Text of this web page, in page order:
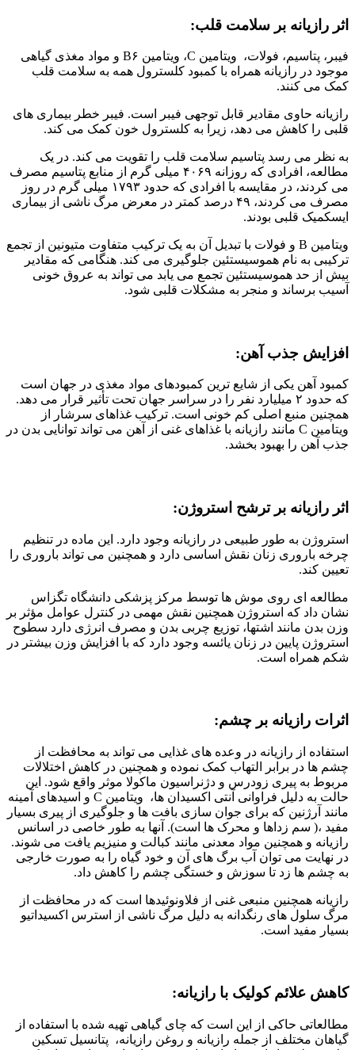
اثر رازیانه بر سلامت قلب:
فیبر، پتاسیم، فولات، ویتامین C، ویتامین B۶ و مواد مغذی گیاهی
موجود در رازیانه همراه با کمبود کلسترول همه به سلامت قلب
کمک می کنند.
رازیانه حاوی مقادیر قابل توجهی فیبر است. فیبر خطر بیماری های
قلبی را کاهش می دهد، زیرا به کلسترول خون کمک می کند.
به نظر می رسد پتاسیم سلامت قلب را تقویت می کند. در یک
مطالعه، افرادی که روزانه ۴۰۶۹ میلی گرم از منابع پتاسیم مصرف
می کردند، در مقایسه با افرادی که حدود ۱۷۹۳ میلی گرم در روز
مصرف می کردند، ۴۹ درصد کمتر در معرض مرگ ناشی از بیماری
ایسکمیک قلبی بودند.
ویتامین B و فولات با تبدیل آن به یک ترکیب متفاوت متیونین از تجمع
ترکیبی به نام هموسیستئین جلوگیری می کند. هنگامی که مقادیر
بیش از حد هموسیستئین تجمع می یابد می تواند به عروق خونی
آسیب برساند و منجر به مشکلات قلبی شود.
افزایش جذب آهن:
کمبود آهن یکی از شایع ترین کمبودهای مواد مغذی در جهان است
که حدود ۲ میلیارد نفر را در سراسر جهان تحت تأثیر قرار می دهد.
همچنین منبع اصلی کم خونی است. ترکیب غذاهای سرشار از
ویتامین C مانند رازیانه با غذاهای غنی از آهن می تواند توانایی بدن در
جذب آهن را بهبود بخشد.
اثر رازیانه بر ترشح استروژن:
استروژن به طور طبیعی در رازیانه وجود دارد. این ماده در تنظیم
چرخه باروری زنان نقش اساسی دارد و همچنین می تواند باروری را
تعیین کند.
مطالعه ای روی موش ها توسط مرکز پزشکی دانشگاه تگزاس
نشان داد که استروژن همچنین نقش مهمی در کنترل عوامل مؤثر بر
وزن بدن مانند اشتها، توزیع چربی بدن و مصرف انرژی دارد‌ سطوح
استروژن پایین در زنان یائسه وجود دارد که با افزایش وزن بیشتر در
شکم همراه است.
اثرات رازیانه بر چشم:
استفاده از رازیانه در وعده های غذایی می تواند به محافظت از
چشم ها در برابر التهاب کمک نموده و همچنین در کاهش اختلالات
مربوط به پیری زودرس و دژنراسیون ماکولا موثر واقع شود. این
حالت به دلیل فراوانی آنتی اکسیدان ها، ویتامین C و اسیدهای آمینه
مانند آرژنین که برای جوان سازی بافت ها و جلوگیری از پیری بسیار
مفید ،( سم زداها و محرک ها است). آنها به طور خاصی در اسانس
رازیانه و همچنین مواد معدنی مانند کبالت و منیزیم یافت می شوند.
در نهایت می توان آب برگ های آن و خود گیاه را به صورت خارجی
به چشم ها زد تا سوزش و خستگی چشم را کاهش داد.
رازیانه همچنین منبعی غنی از فلاونوئیدها است که در محافظت از
مرگ سلول های رنگدانه به دلیل مرگ ناشی از استرس اکسیداتیو
بسیار مفید است.
کاهش علائم کولیک با رازیانه:
مطالعاتی حاکی از این است که چای گیاهی تهیه شده با استفاده از
گیاهان مختلف از جمله رازیانه و روغن رازیانه، پتانسیل تسکین